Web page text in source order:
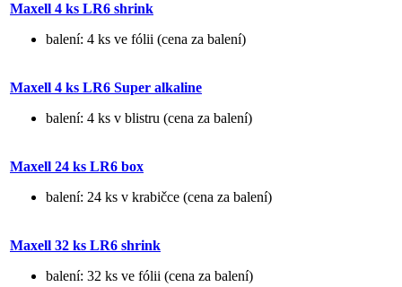
Maxell 4 ks LR6 shrink
balení: 4 ks ve fólii (cena za balení)
Maxell 4 ks LR6 Super alkaline
balení: 4 ks v blistru (cena za balení)
Maxell 24 ks LR6 box
balení: 24 ks v krabičce (cena za balení)
Maxell 32 ks LR6 shrink
balení: 32 ks ve fólii (cena za balení)